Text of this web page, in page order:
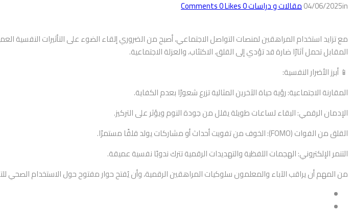
04/06/2025in مقالات و دراسات0
Comments
0Likes
مع تزايد استخدام المراهقين لمنصات التواصل الاجتماعي، أصبح من الضروري إلقاء الضوء على التأثيرات
المقابل تحمل آثارًا ضارة قد تؤدي إلى القلق، الاكتئاب، والعزلة الاجتماعية.
📱 أبرز الأضرار النفسية:
المقارنة الاجتماعية: رؤية حياة الآخرين المثالية تزرع شعورًا بعدم الكفاية.
الإدمان الرقمي: البقاء لساعات طويلة يقلل من جودة النوم ويؤثر على التركيز.
القلق من الفوات (FOMO): الخوف من تفويت أحداث أو مشاركات يولد قلقًا مستمرًا.
التنمر الإلكتروني: الهجمات اللفظية والتهديدات الرقمية تترك ندوبًا نفسية عميقة.
من المهم أن يراقب الآباء والمعلمون سلوكيات المراهقين الرقمية، وأن يُفتح حوار مفتوح حول الاستخدام الصحي